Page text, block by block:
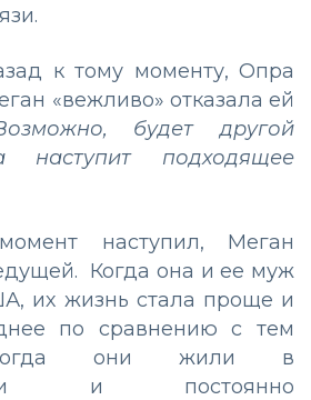
к тому моменту, Опра
«вежливо» отказала ей
будет другой
наступит подходящее
наступил, Меган
Когда она и ее муж
их жизнь стала проще и
по сравнению с тем
они жили в
и постоянно